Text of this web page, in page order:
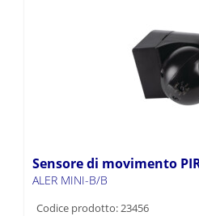
Sensore di movimento
ALER MINI-B/B
Codice prodotto: 23456